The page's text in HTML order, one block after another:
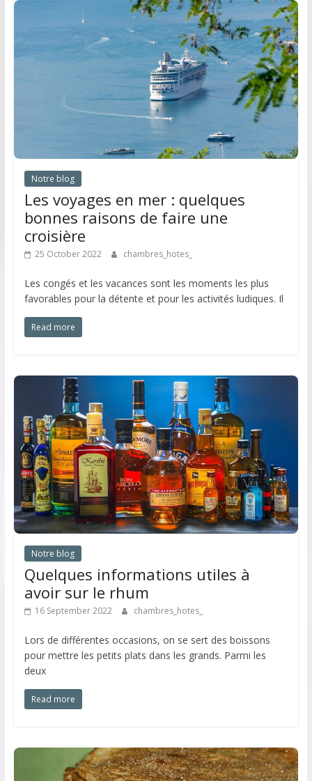
Notre blog
Les voyages en mer : quelques
bonnes raisons de faire une
croisière
25 October 2022 chambres_hotes_
Les congés et les vacances sont les moments les plus
favorables pour la détente et pour les activités ludiques. Il
Read more
Notre blog
Quelques informations utiles à
avoir sur le rhum
16 September 2022 chambres_hotes_
Lors de différentes occasions, on se sert des boissons
pour mettre les petits plats dans les grands. Parmi les
deux
Read more